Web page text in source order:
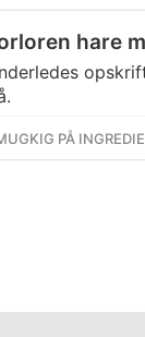
hare
PÅ